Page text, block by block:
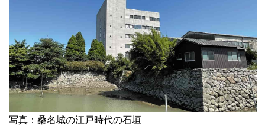
写真：桑名城の江戸時代の石垣